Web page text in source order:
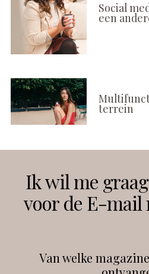
Social
een
terrein
Instagram
Ik wil me
voor de E-
Van welke